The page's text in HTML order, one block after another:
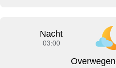
Nacht
03:00